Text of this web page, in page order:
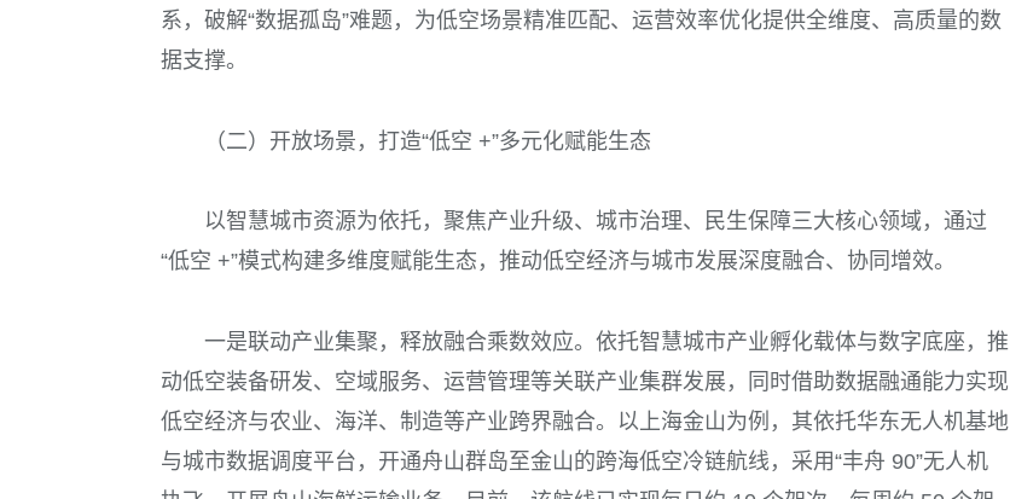
系，破解“数据孤岛”难题，为低空场景精准匹配、运营效率优化提供全维度、高质量的数
据支撑。
（二）开放场景，打造“低空 +”多元化赋能生态
以智慧城市资源为依托，聚焦产业升级、城市治理、民生保障三大核心领域，通过
“低空 +”模式构建多维度赋能生态，推动低空经济与城市发展深度融合、协同增效。
一是联动产业集聚，释放融合乘数效应。依托智慧城市产业孵化载体与数字底座，推
动低空装备研发、空域服务、运营管理等关联产业集群发展，同时借助数据融通能力实现
低空经济与农业、海洋、制造等产业跨界融合。以上海金山为例，其依托华东无人机基地
与城市数据调度平台，开通舟山群岛至金山的跨海低空冷链航线，采用“丰舟 90”无人机